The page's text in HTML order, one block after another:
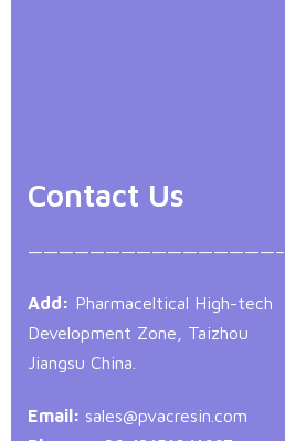
Contact Us
————————————————–
Add: Pharmaceltical High-tech
Development Zone, Taizhou
Jiangsu China.
Email: sales@pvacresin.com